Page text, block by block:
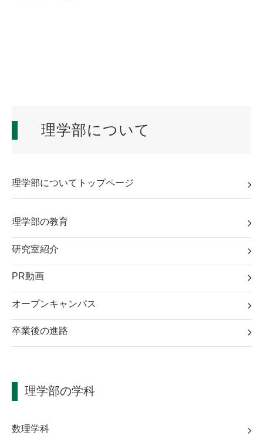
理学部について
理学部についてトップページ
理学部の教育
研究室紹介
PR動画
オープンキャンパス
卒業後の進路
理学部の学科
数理学科